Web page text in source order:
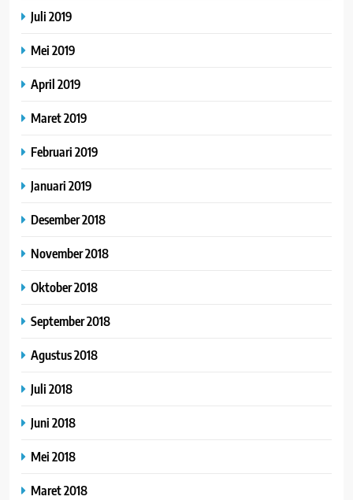
Juli 2019
Mei 2019
April 2019
Maret 2019
Februari 2019
Januari 2019
Desember 2018
November 2018
Oktober 2018
September 2018
Agustus 2018
Juli 2018
Juni 2018
Mei 2018
Maret 2018